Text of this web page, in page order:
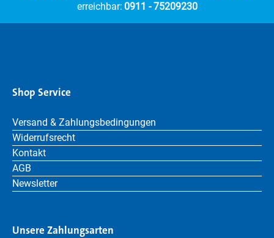
erreichbar: 0911 - 75209230
Shop Service
Versand & Zahlungsbedingungen
Widerrufsrecht
Kontakt
AGB
Newsletter
Unsere Zahlungsarten